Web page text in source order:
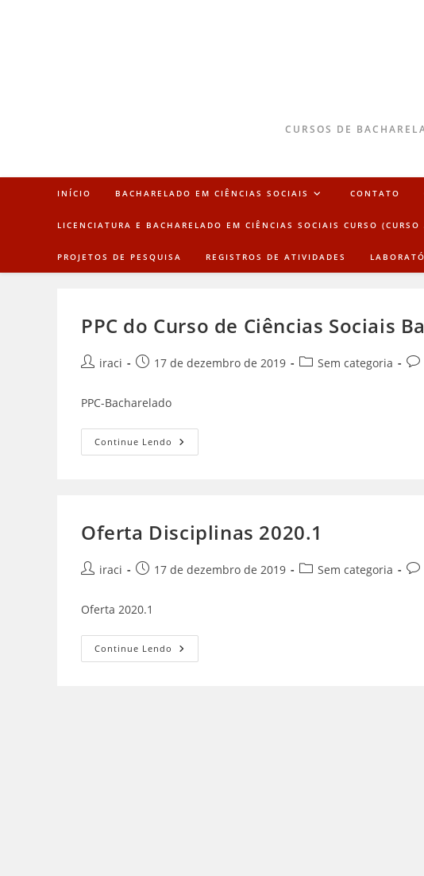
CURSOS DE
INÍCIO BACHARELADO EM CIÊNCIAS SOCIAIS CONTATO
LICENCIATURA E BACHARELADO EM CIÊNCIAS SOCIAIS CURSO (CURSO
PROJETOS DE PESQUISA REGISTROS DE ATIVIDADES
PPC do Curso de Ciências Sociais
iraci 17 de dezembro de 2019 Sem categoria
PPC-Bacharelado
Continue Lendo
Oferta Disciplinas 2020.1
iraci 17 de dezembro de 2019 Sem categoria
Oferta 2020.1
Continue Lendo